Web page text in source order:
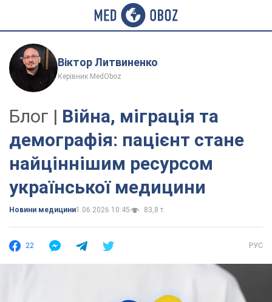
Віктор Литвиненко
Керівник MedOboz
Блог | Війна, міграція та
демографія: пацієнт стане
найціннішим ресурсом
української медицини
Новини медицини1.06.2026 10:45 83,8 т.
22 РУС